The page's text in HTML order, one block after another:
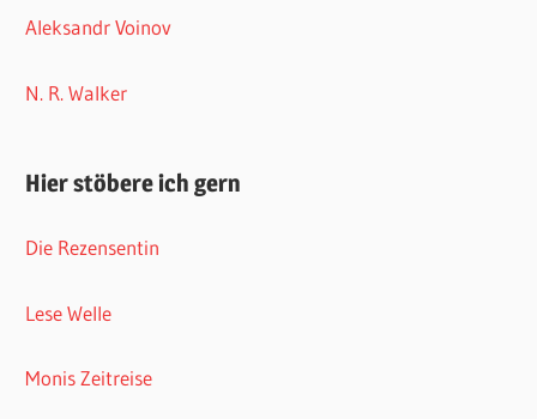
Aleksandr Voinov
N. R. Walker
Hier stöbere ich gern
Die Rezensentin
Lese Welle
Monis Zeitreise